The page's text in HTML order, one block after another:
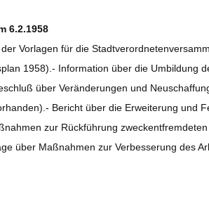
6.2.1958
Vorlagen für die
1958).- Information über die Umbildung
über Veränderungen und
Bericht über die Erweiterung und
zur Rückführung
über Maßnahmen zur Verbesserung des